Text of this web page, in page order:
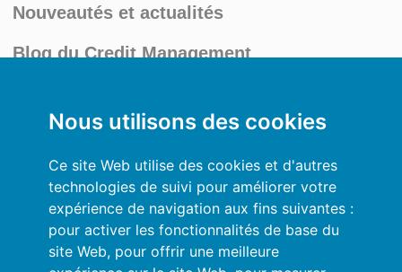
Nous utilisons des cookies
Ce site Web utilise des cookies et d'autres
technologies de suivi pour améliorer votre
expérience de navigation aux fins suivantes :
pour activer les fonctionnalités de base du
site Web, pour offrir une meilleure
Nouveautés et actualités
Blog du Credit Management
Politique de Confidentialité
Se connecter
Ressources